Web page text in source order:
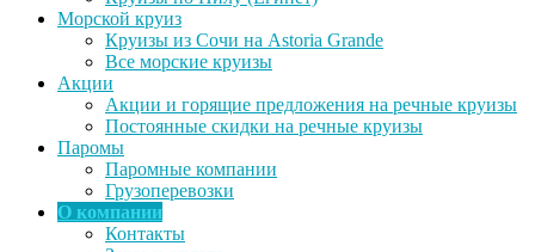
Морской круиз
Круизы из Сочи на Astoria Grande
Все морские круизы
Акции
Акции и горящие предложения на речные круизы
Постоянные скидки на речные круизы
Паромы
Паромные компании
Грузоперевозки
О компании
Контакты